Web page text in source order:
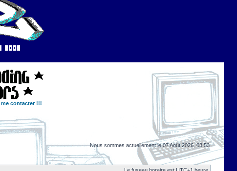
me contacter !!!
Nous sommes actuellement le 07 Août 2026, 03:53